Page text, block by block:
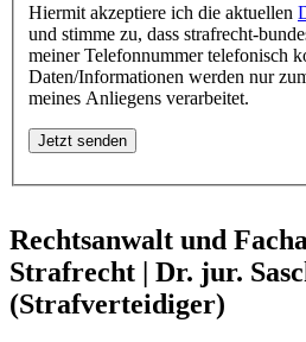
Hiermit akzeptiere ich die aktuellen
und stimme zu, dass strafrecht-
meiner Telefonnummer telefonisch
Daten/Informationen werden nur
meines Anliegens verarbeitet.
Rechtsanwalt und
Strafrecht | Dr. jur.
(Strafverteidiger)